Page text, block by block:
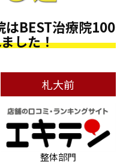
はBEST治療院100
した！
札大前
整体部門